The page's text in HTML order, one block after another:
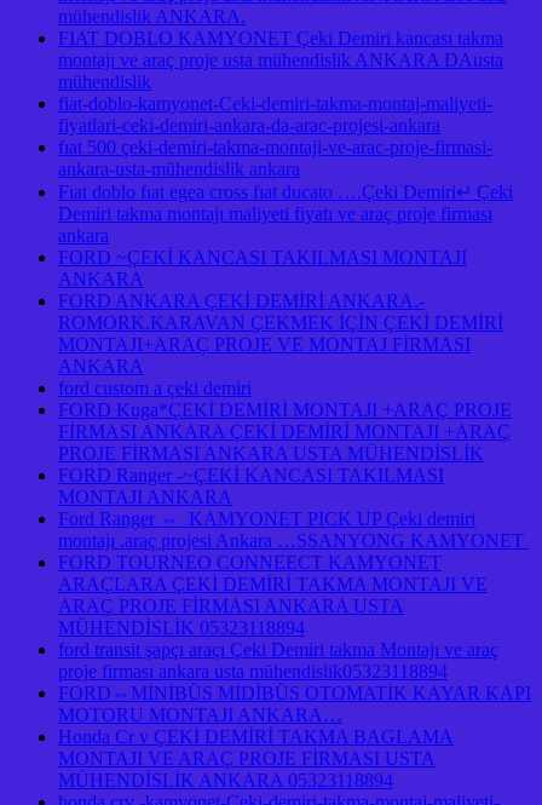
mühendislik ANKARA.
FIAT DOBLO KAMYONET Çeki Demiri kancası takma
montajı ve araç proje usta mühendislik ANKARA DAusta
mühendislik
fiat-doblo-kamyonet-Ceki-demiri-takma-montaj-maliyeti-
fiyatlari-ceki-demiri-ankara-da-arac-projesi-ankara
fıat 500 çeki-demiri-takma-montaji-ve-arac-proje-firmasi-
ankara-usta-mühendislik ankara
Fıat doblo fıat egea cross fıat ducato ….Çeki Demiri↵ Çeki
Demiri takma montajı maliyeti fiyatı ve araç proje firması
ankara
FORD ~ÇEKİ KANCASI TAKILMASI MONTAJI
ANKARA
FORD ANKARA ÇEKİ DEMİRİ ANKARA.-
ROMORK.KARAVAN ÇEKMEK İÇİN ÇEKİ DEMİRİ
MONTAJI+ARAÇ PROJE VE MONTAJ FİRMASI
ANKARA
ford custom a çeki demiri
FORD Kuga*ÇEKİ DEMİRİ MONTAJI +ARAÇ PROJE
FİRMASI ANKARA ÇEKİ DEMİRİ MONTAJI +ARAÇ
PROJE FİRMASI ANKARA USTA MÜHENDİSLİK
FORD Ranger -~ÇEKİ KANCASI TAKILMASI
MONTAJI ANKARA
Ford Ranger ⇔ KAMYONET PICK UP Çeki demiri
montajı .araç projesi Ankara …SSANYONG KAMYONET
FORD TOURNEO CONNEECT KAMYONET
ARAÇLARA ÇEKİ DEMİRİ TAKMA MONTAJI VE
ARAÇ PROJE FİRMASI ANKARA USTA
MÜHENDİSLİK 05323118894
ford transit şapçı araçı Çeki Demiri takma Montajı ve araç
proje firması ankara usta mühendislik05323118894
FORD⇔MİNİBÜS MİDİBÜS OTOMATİK KAYAR KAPI
MOTORU MONTAJI ANKARA…
Honda Cr v ÇEKİ DEMİRİ TAKMA BAGLAMA
MONTAJI VE ARAÇ PROJE FİRMASI USTA
MÜHENDİSLİK ANKARA 05323118894